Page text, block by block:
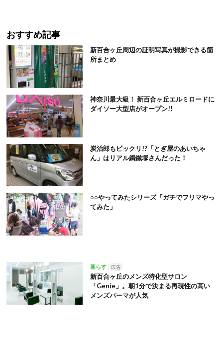
おすすめ記事
新百合ヶ丘周辺の証明写真が撮影できる箇
所まとめ
神奈川最大級！ 新百合ヶ丘エルミロードに
ダイソー大型店がオープン!!
炭治郎もビックリ!?「とぎ屋のあいちゃ
ん」はリアル鋼鐵塚さんだった！
○○やってみたシリーズ「ガチでフリマやっ
てみた」
暮らす 広告
新百合ヶ丘のメンズ特化型サロン
「Genie」。朝1分で決まる再現性の高い
メンズパーマが人気